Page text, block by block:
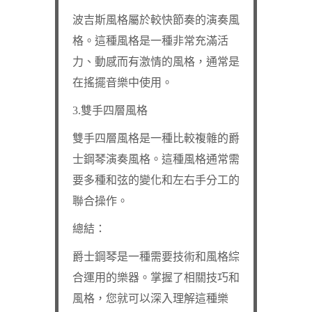
波吉斯風格屬於較快節奏的演奏風
格。這種風格是一種非常充滿活
力、動感而有激情的風格，通常是
在搖擺音樂中使用。
3.雙手四層風格
雙手四層風格是一種比較複雜的爵
士鋼琴演奏風格。這種風格通常需
要多種和弦的變化和左右手分工的
聯合操作。
總結：
爵士鋼琴是一種需要技術和風格綜
合運用的樂器。掌握了相關技巧和
風格，您就可以深入理解這種樂